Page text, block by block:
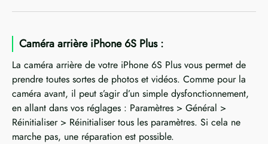
Caméra arrière iPhone 6S Plus :
La caméra arrière de votre iPhone 6S Plus vous permet de
prendre toutes sortes de photos et vidéos. Comme pour la
caméra avant, il peut s’agir d’un simple dysfonctionnement,
en allant dans vos réglages : Paramètres > Général >
Réinitialiser > Réinitialiser tous les paramètres. Si cela ne
marche pas, une réparation est possible.